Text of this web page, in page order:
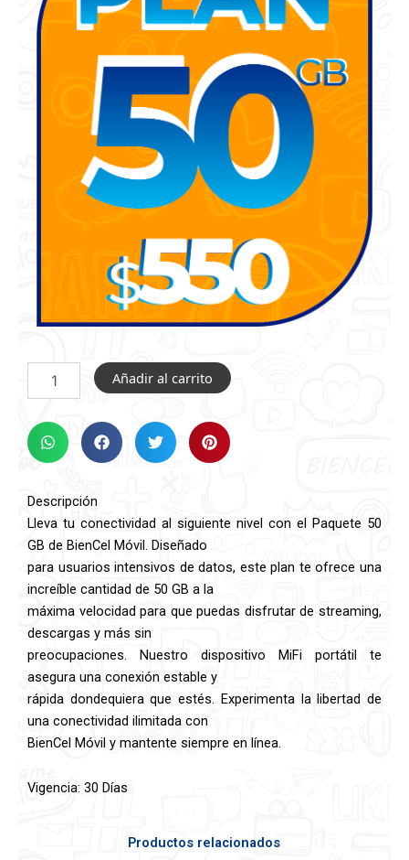
MÓVIL
PAQUETE
50
GB
Añadir al carrito
Descripción
Lleva tu conectividad al siguiente nivel con el Paquete 50
GB de BienCel Móvil. Diseñado
para usuarios intensivos de datos, este plan te ofrece una
increíble cantidad de 50 GB a la
máxima velocidad para que puedas disfrutar de streaming,
descargas y más sin
preocupaciones. Nuestro dispositivo MiFi portátil te
asegura una conexión estable y
rápida dondequiera que estés. Experimenta la libertad de
una conectividad ilimitada con
BienCel Móvil y mantente siempre en línea.
Vigencia: 30 Días
Productos relacionados